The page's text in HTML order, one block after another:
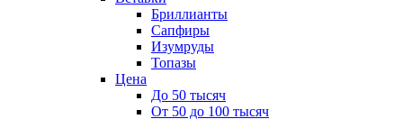
Бриллианты
Сапфиры
Изумруды
Топазы
Цена
До 50 тысяч
От 50 до 100 тысяч